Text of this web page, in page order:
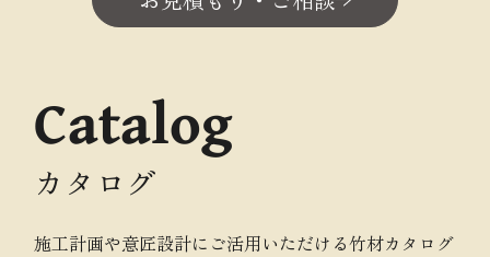
Catalog
カタログ
施工計画や意匠設計にご活用いただける竹材カタログ